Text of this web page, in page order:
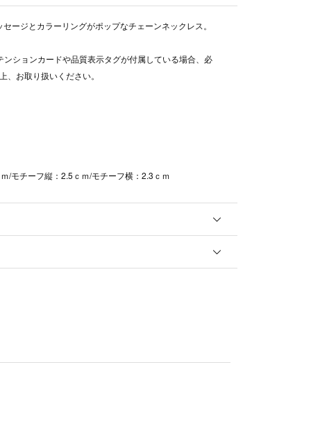
ージとカラーリングがポップなチェーンネックレス。
ンションカードや品質表示タグが付属している場合、必
、お取り扱いください。
/モチーフ縦：2.5ｃｍ/モチーフ横：2.3ｃｍ